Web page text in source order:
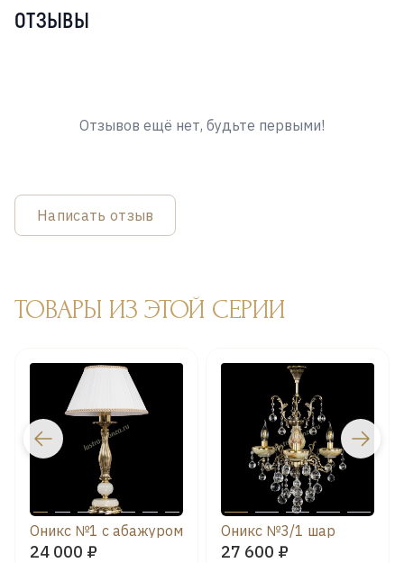
ОТЗЫВЫ
Отзывов ещё нет, будьте первыми!
Написать отзыв
ТОВАРЫ ИЗ ЭТОЙ СЕРИИ
Оникс №1 с абажуром
24 000 ₽
Оникс №3/1 шар
27 600 ₽